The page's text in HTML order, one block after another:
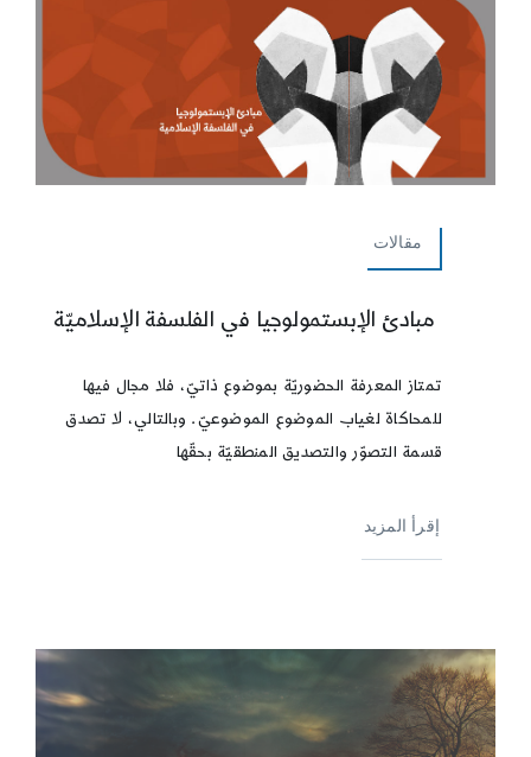
مقالات
مبادئ الإبستمولوجيا في الفلسفة الإسلاميّة
تمتاز المعرفة الحضوريّة بموضوع ذاتيّ، فلا مجال فيها
للمحاكاة لغياب الموضوع الموضوعيّ. وبالتالي، لا تصدق
قسمة التصوّر والتصديق المنطقيّة بحقّها
إقرأ المزيد